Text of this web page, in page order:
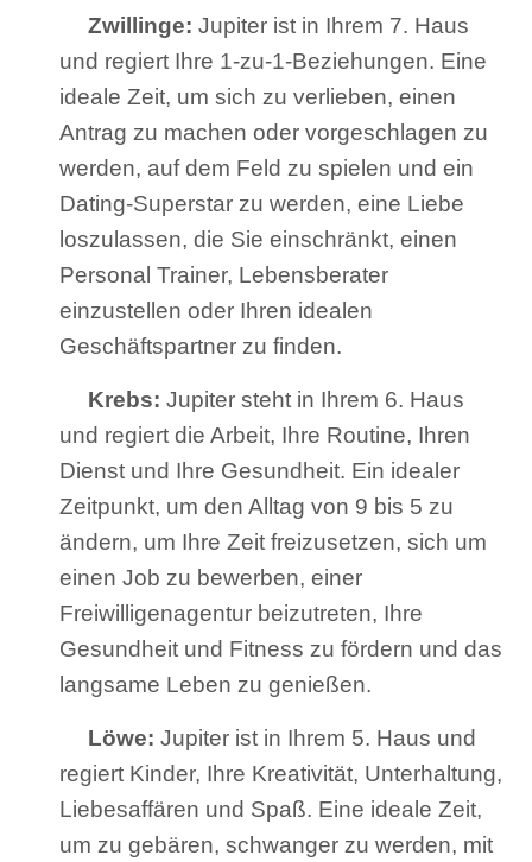
Zwillinge: Jupiter ist in Ihrem 7. Haus
und regiert Ihre 1-zu-1-Beziehungen. Eine
ideale Zeit, um sich zu verlieben, einen
Antrag zu machen oder vorgeschlagen zu
werden, auf dem Feld zu spielen und ein
Dating-Superstar zu werden, eine Liebe
loszulassen, die Sie einschränkt, einen
Personal Trainer, Lebensberater
einzustellen oder Ihren idealen
Geschäftspartner zu finden.
Krebs: Jupiter steht in Ihrem 6. Haus
und regiert die Arbeit, Ihre Routine, Ihren
Dienst und Ihre Gesundheit. Ein idealer
Zeitpunkt, um den Alltag von 9 bis 5 zu
ändern, um Ihre Zeit freizusetzen, sich um
einen Job zu bewerben, einer
Freiwilligenagentur beizutreten, Ihre
Gesundheit und Fitness zu fördern und das
langsame Leben zu genießen.
Löwe: Jupiter ist in Ihrem 5. Haus und
regiert Kinder, Ihre Kreativität, Unterhaltung,
Liebesaffären und Spaß. Eine ideale Zeit,
um zu gebären, schwanger zu werden, mit